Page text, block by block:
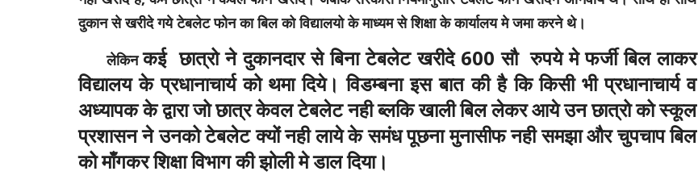
दुकान से खरीदे गये टेबलेट फोन का बिल को विद्यालयो के माध्यम से शिक्षा के कार्यालय मे जमा करने थे।
लेकिनकई छात्रो ने दुकानदार से बिना टेबलेट खरीदे 600 सौ रुपये मे फर्जी बिल लाकर
विद्यालय के प्रधानाचार्य को थमा दिये। विडम्बना इस बात की है कि किसी भी प्रधानाचार्य व
अध्यापक के द्वारा जो छात्र केवलटेबलेट नही ब्लकि खाली बिल लेकर आये उन छात्रो को स्कूल
प्रशासन ने उनको टेबलेट क्यों नही लाये के समंध पूछना मुनासीफ नही समझा और चुपचाप बिल
को माँगकर शिक्षा विभाग की झोली मे डाल दिया।